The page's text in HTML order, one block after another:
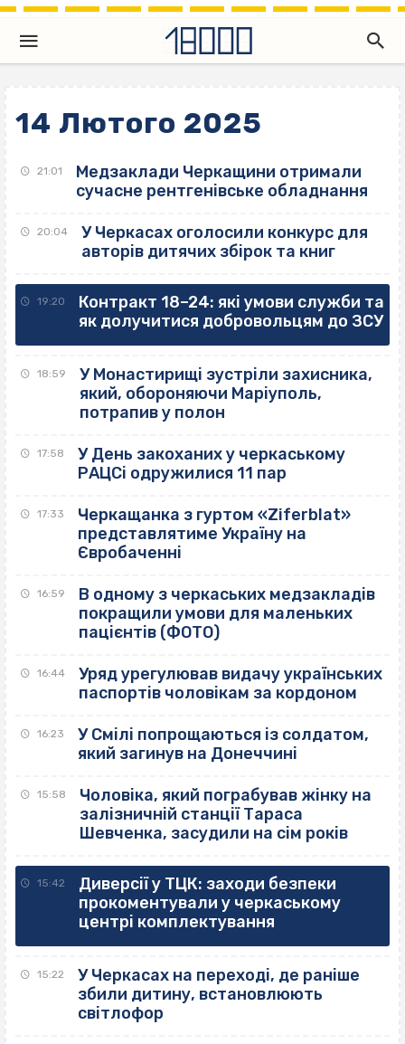
14 Лютого 2025
21:01
Медзаклади Черкащини отримали
сучасне рентгенівське обладнання
20:04
У Черкасах оголосили конкурс для
авторів дитячих збірок та книг
19:20
Контракт 18–24: які умови служби та
як долучитися добровольцям до ЗСУ
18:59
У Монастирищі зустріли захисника,
який, обороняючи Маріуполь,
потрапив у полон
17:58
У День закоханих у черкаському
РАЦСі одружилися 11 пар
17:33
Черкащанка з гуртом «Ziferblat»
представлятиме Україну на
Євробаченні
16:59
В одному з черкаських медзакладів
покращили умови для маленьких
пацієнтів (ФОТО)
16:44
Уряд урегулював видачу українських
паспортів чоловікам за кордоном
16:23
У Смілі попрощаються із солдатом,
який загинув на Донеччині
15:58
Чоловіка, який пограбував жінку на
залізничній станції Тараса
Шевченка, засудили на сім років
15:42
Диверсії у ТЦК: заходи безпеки
прокоментували у черкаському
центрі комплектування
15:22
У Черкасах на переході, де раніше
збили дитину, встановлюють
світлофор